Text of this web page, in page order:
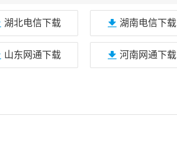
湖北电信下载 湖南电信下载
山东网通下载 河南网通下载